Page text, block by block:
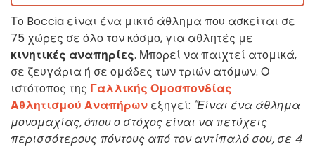
Το Boccia είναι ένα μικτό άθλημα που ασκείται σε
75 χώρες σε όλο τον κόσμο, για αθλητές με
κινητικές αναπηρίες. Μπορεί να παιχτεί ατομικά,
σε ζευγάρια ή σε ομάδες των τριών ατόμων. Ο
ιστότοπος της Γαλλικής Ομοσπονδίας
Αθλητισμού Αναπήρων εξηγεί: "Είναι ένα άθλημα
μονομαχίας, όπου ο στόχος είναι να πετύχεις
περισσότερους πόντους από τον αντίπαλό σου, σε 4